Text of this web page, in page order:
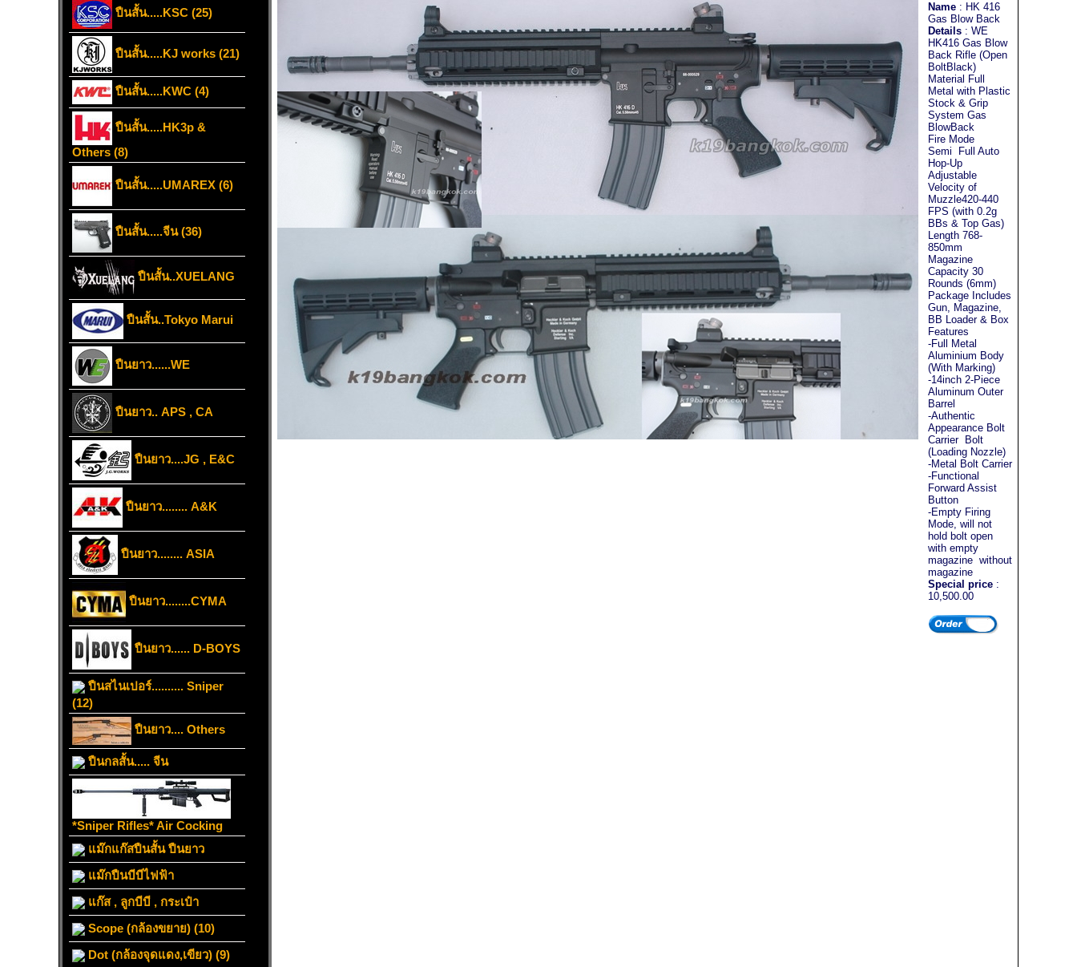
ปืนสั้น.....KSC (25)
ปืนสั้น.....KJ works (21)
ปืนสั้น.....KWC (4)
ปืนสั้น.....HK3p &
Others (8)
ปืนสั้น.....UMAREX (6)
ปืนสั้น.....จีน (36)
ปืนสั้น..XUELANG
ปืนสั้น..Tokyo Marui
ปืนยาว......WE
ปืนยาว.. APS , CA
ปืนยาว....JG , E&C
ปืนยาว........ A&K
ปืนยาว........ ASIA
ปืนยาว........CYMA
ปืนยาว...... D-BOYS
ปืนสไนเปอร์.......... Sniper
(12)
ปืนยาว.... Others
ปืนกลสั้น..... จีน
*Sniper Rifles* Air Cocking
แม๊กแก๊สปืนสั้น ปืนยาว
แม๊กปืนบีบีไฟฟ้า
แก๊ส , ลูกบีบี , กระเป๋า
Scope (กล้องขยาย) (10)
Dot (กล้องจุดแดง,เขียว) (9)
Name : HK 416
Gas Blow Back
Details : WE
HK416 Gas Blow
Back Rifle (Open
BoltBlack)
Material Full
Metal with Plastic
Stock & Grip
System Gas
BlowBack
Fire Mode
Semi Full Auto
Hop-Up
Adjustable
Velocity of
Muzzle420-440
FPS (with 0.2g
BBs & Top Gas)
Length 768-
850mm
Magazine
Capacity 30
Rounds (6mm)
Package Includes
Gun, Magazine,
BB Loader & Box
Features
-Full Metal
Aluminium Body
(With Marking)
-14inch 2-Piece
Aluminum Outer
Barrel
-Authentic
Appearance Bolt
Carrier Bolt
(Loading Nozzle)
-Metal Bolt Carrier
-Functional
Forward Assist
Button
-Empty Firing
Mode, will not
hold bolt open
with empty
magazine without
magazine
Special price :
10,500.00